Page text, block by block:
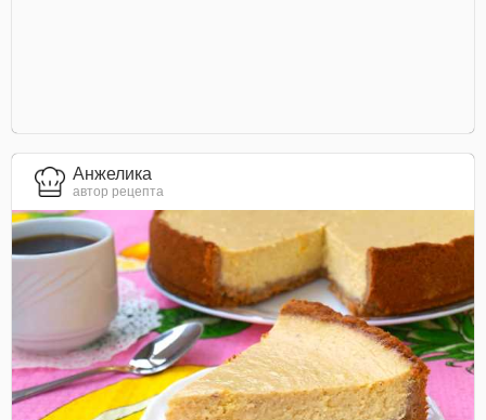
Анжелика
автор рецепта